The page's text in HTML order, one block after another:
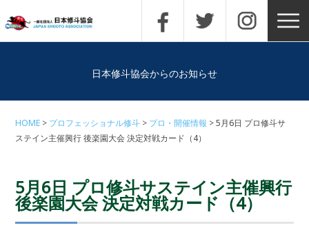
日本修斗協会からのお知らせ
HOME プロフェッショナル修斗 プロ・開催情報
5月6日 プロ修斗サ
ステイン主催興行 後楽園大会 決定対戦カード（4）
5月6日 プロ修斗サステイン主催興行
後楽園大会 決定対戦カード（4）